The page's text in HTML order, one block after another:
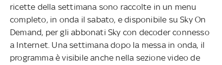
ricette della settimana sono raccolte in un menu
completo, in onda il sabato, e disponibile su Sky On
Demand, per gli abbonati Sky con decoder connesso
a Internet. Una settimana dopo la messa in onda, il
programma è visibile anche nella sezione video de